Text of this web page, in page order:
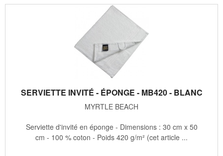
SERVIETTE INVITÉ - ÉPONGE - MB420 - BLANC
MYRTLE BEACH
Serviette d'invité en éponge - Dimensions : 30 cm x 50
cm - 100 % coton - Poids 420 g/m² (cet article ...